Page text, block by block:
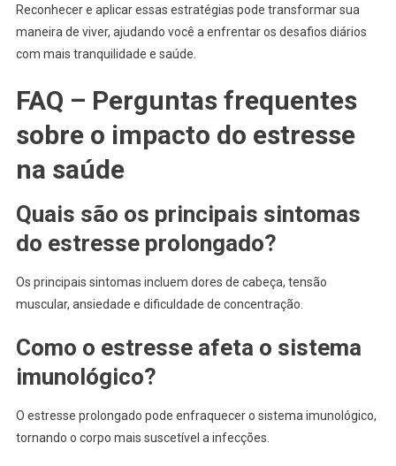
Reconhecer e aplicar essas estratégias pode transformar sua
maneira de viver, ajudando você a enfrentar os desafios diários
com mais tranquilidade e saúde.
FAQ – Perguntas frequentes
sobre o impacto do estresse
na saúde
Quais são os principais sintomas
do estresse prolongado?
Os principais sintomas incluem dores de cabeça, tensão
muscular, ansiedade e dificuldade de concentração.
Como o estresse afeta o sistema
imunológico?
O estresse prolongado pode enfraquecer o sistema imunológico,
tornando o corpo mais suscetível a infecções.